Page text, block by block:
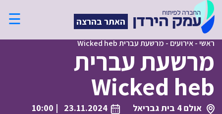
האתר בהרצה ☰
ראשי-אירועים - מרשעת עברית Wicked heb
מרשעת עברית
Wicked heb
אולם 4 בית גבריאל 23.11.2024
| 10:00